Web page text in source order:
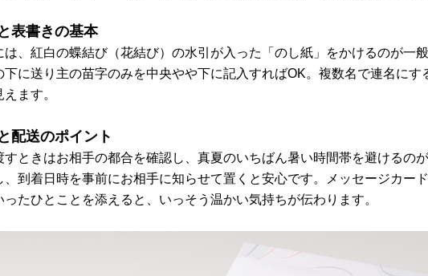
表書きの基本
は、紅白の蝶結び（花結び）の水引が入った「のし紙」をかけるのが一
下に送り主の苗字のみを中央やや下に記入すればOK。複数名で連名に
ます。
配送のポイント
すときはお相手の都合を確認し、真夏のいちばん暑い時間帯を避けるの
、到着日時を事前にお相手に知らせて置くと安心です。メッセージカー
ったひとことを添えると、いっそう温かい気持ちが伝わります。